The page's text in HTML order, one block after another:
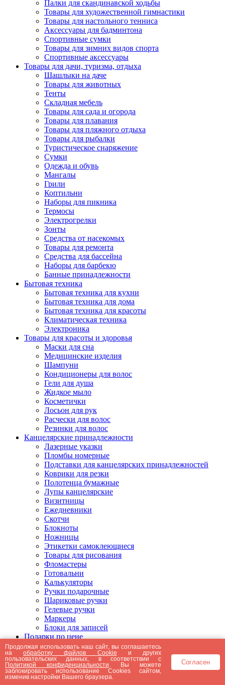
Палки для скандинавской ходьбы
Товары для художественной гимнастики
Товары для настольного тенниса
Аксессуары для бадминтона
Спортивные сумки
Товары для зимних видов спорта
Спортивные аксессуары
Товары для дачи, туризма, отдыха
Шашлыки на даче
Товары для животных
Тенты
Складная мебель
Товары для сада и огорода
Товары для плавания
Товары для пляжного отдыха
Товары для рыбалки
Туристическое снаряжение
Сумки
Одежда и обувь
Мангалы
Грили
Коптильни
Наборы для пикника
Термосы
Электрогрелки
Зонты
Средства от насекомых
Товары для ремонта
Средства для бассейна
Наборы для барбекю
Банные принадлежности
Бытовая техника
Бытовая техника для кухни
Бытовая техника для дома
Бытовая техника для красоты
Климатическая техника
Электроника
Товары для красоты и здоровья
Маски для сна
Медицинские изделия
Шампуни
Кондиционеры для волос
Гели для душа
Жидкое мыло
Косметички
Лосьон для рук
Расчески для волос
Резинки для волос
Канцелярские принадлежности
Лазерные указки
Пломбы номерные
Подставки для канцелярских принадлежностей
Коврики для резки
Полотенца бумажные
Лупы канцелярские
Визитницы
Ежедневники
Скотчи
Блокноты
Ножницы
Этикетки самоклеющиеся
Товары для рисования
Фломастеры
Готовальни
Калькуляторы
Ручки подарочные
Шариковые ручки
Гелевые ручки
Маркеры
Блоки для записей
Подарки по цене
Подарки от 5000 рублей
Подарки до 5000 рублей
Подарки до 3000 рублей
Подарки до 2000 рублей
Подарки до 1000 рублей
Продолжая использовать наш сайт, вы соглашаетесь
наобработку файлов Cookie и других
пользовательских данных, в соответствии с
Политикой конфиденциальности . Вы можете
заблокировать использование Cookies сайтом,
изменив настройки Вашего браузера.
Согласен